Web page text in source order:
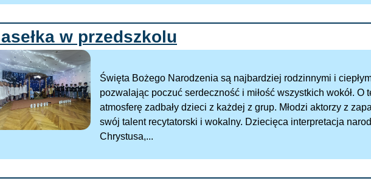
w przedszkolu
Święta Bożego Narodzenia są najbardziej rodzinnymi i
pozwalając poczuć serdeczność i miłość wszystkich wokół. O
atmosferę zadbały dzieci z każdej z grup. Młodzi aktorzy z
swój talent recytatorski i wokalny. Dziecięca interpretacja
Chrystusa,...